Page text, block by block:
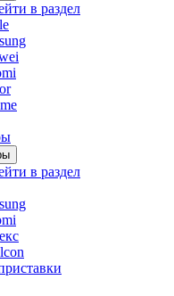
в раздел
в раздел